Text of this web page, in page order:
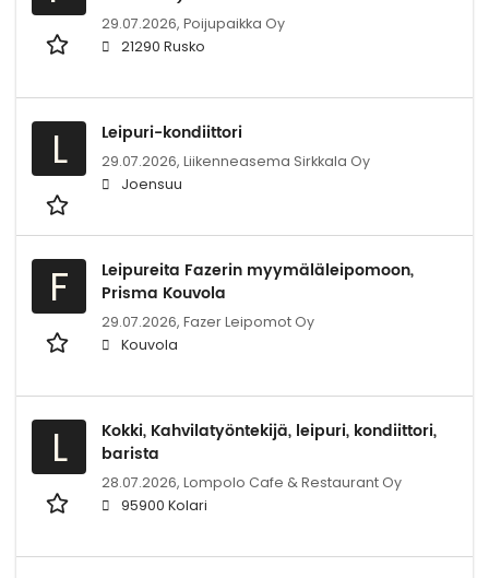
29.07.2026, Poijupaikka Oy
21290 Rusko
L Leipuri-kondiittori
29.07.2026, Liikenneasema Sirkkala Oy
Joensuu
F
Leipureita Fazerin myymäläleipomoon,
Prisma Kouvola
29.07.2026, Fazer Leipomot Oy
Kouvola
L
Kokki, Kahvilatyöntekijä, leipuri, kondiittori,
barista
28.07.2026, Lompolo Cafe & Restaurant Oy
95900 Kolari